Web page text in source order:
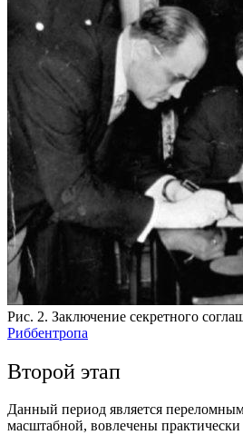
Рис. 2. Заключение секретного
Риббентропа
Второй этап
Данный период является
масштабной, вовлечены